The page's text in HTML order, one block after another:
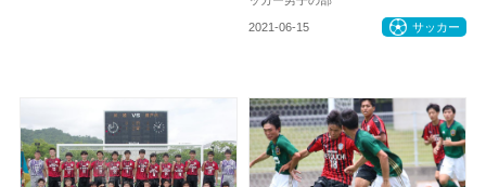
2021-06-15 サッカー